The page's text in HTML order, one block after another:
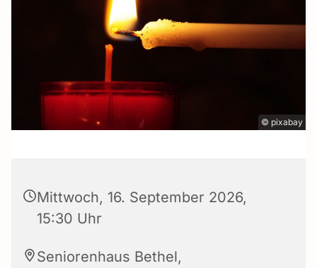
© pixabay
Mittwoch, 16. September 2026,
15:30 Uhr
Seniorenhaus Bethel,